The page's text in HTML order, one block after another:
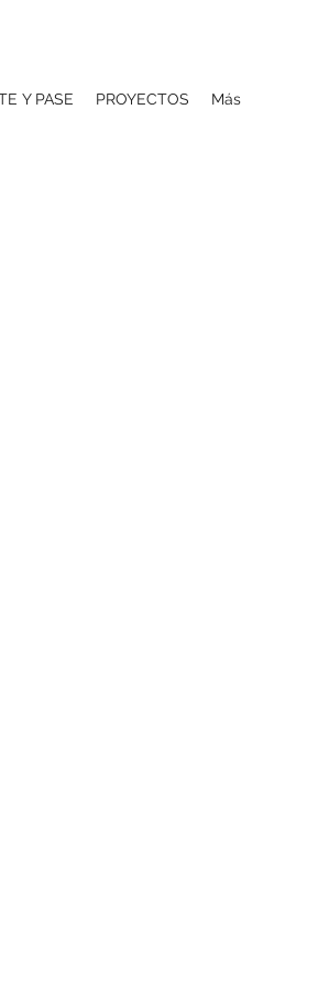
Y PASE PROYECTOS Más